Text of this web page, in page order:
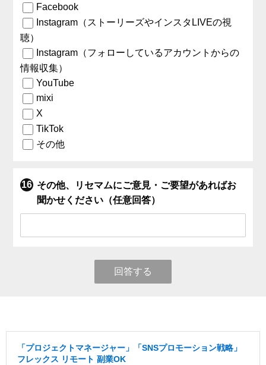
Facebook
Instagram（ストーリーズやインスタLIVEの視
聴）
Instagram（フォローしているアカウントからの
情報収集）
YouTube
mixi
X
TikTok
その他
その他、リセマムにご意見・ご要望があればお
聞かせください（任意回答）
回答する
「プロジェクトマネージャー」「SNSプロモーション戦略」
フレックス リモート 副業OK